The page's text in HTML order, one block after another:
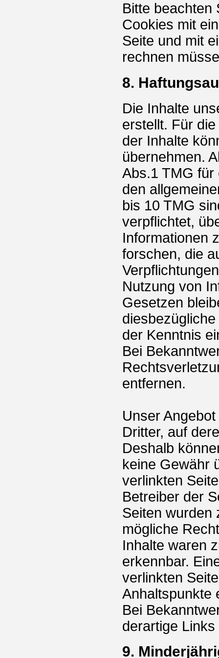
Bitte beachten
Cookies mit
Seite und mit
rechnen
8.
Die Inhalte
erstellt. Für
der Inhalte
übernehmen.
Abs.1 TMG für
den
bis 10 TMG
verpflichtet,
Informationen
forschen, die
Nutzung von
Gesetzen
der Kenntnis
Bei
entfernen.
Unser
Dritter, auf
Deshalb
keine Gewähr
verlinkten
Betreiber der
Seiten wurden
mögliche
Inhalte waren
erkennbar.
verlinkten
Anhaltspunkte
Bei
derartige
9.